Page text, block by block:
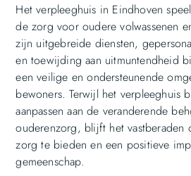
Het verpleeghuis in Eindhoven
de zorg voor oudere volwassenen
zijn uitgebreide diensten,
en toewijding aan uitmuntendheid
een veilige en ondersteunende
bewoners. Terwijl het verpleeghuis
aanpassen aan de veranderende
ouderenzorg, blijft het vastberaden
zorg te bieden en een positieve
gemeenschap.